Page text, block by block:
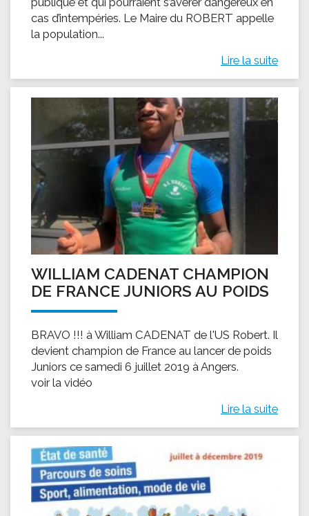
cas d’intempéries. Le Maire du ROBERT appelle
la population...
Lire la suite
WILLIAM CADENAT CHAMPION
DE FRANCE JUNIORS AU POIDS
BRAVO !!! à William CADENAT de l'US Robert. Il
devient champion de France au lancer de poids
Juniors ce samedi 6 juillet 2019 à Angers.
voir la vidéo
Lire la suite